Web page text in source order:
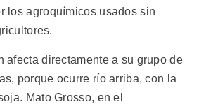
los agroquímicos usados sin
afecta directamente a su grupo de
porque ocurre río arriba, con la
Mato Grosso, en el